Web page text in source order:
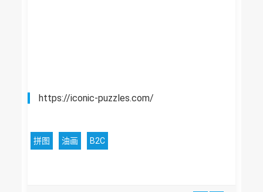
https://iconic-puzzles.com/
拼图 油画 B2C